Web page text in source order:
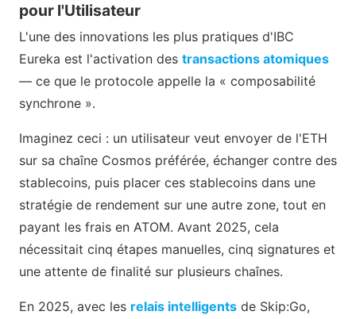
pour l'Utilisateur
L'une des innovations les plus pratiques d'IBC
Eureka est l'activation des transactions atomiques
— ce que le protocole appelle la « composabilité
synchrone ».
Imaginez ceci : un utilisateur veut envoyer de l'ETH
sur sa chaîne Cosmos préférée, échanger contre des
stablecoins, puis placer ces stablecoins dans une
stratégie de rendement sur une autre zone, tout en
payant les frais en ATOM. Avant 2025, cela
nécessitait cinq étapes manuelles, cinq signatures et
une attente de finalité sur plusieurs chaînes.
En 2025, avec les relais intelligents de Skip:Go,